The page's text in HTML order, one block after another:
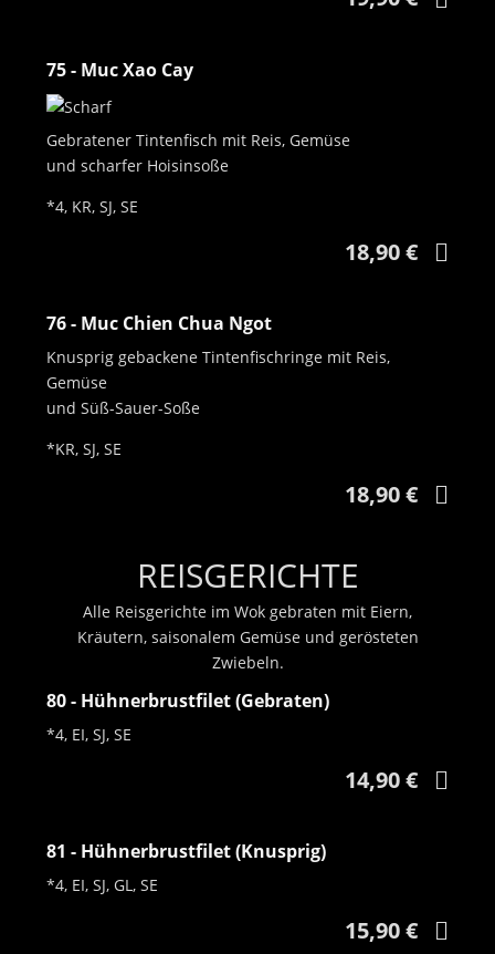
75 - Muc Xao Cay
Gebratener Tintenfisch mit Reis, Gemüse
und scharfer Hoisinsoße
*4, KR, SJ, SE
18,90 €
76 - Muc Chien Chua Ngot
Knusprig gebackene Tintenfischringe mit Reis,
Gemüse
und Süß-Sauer-Soße
*KR, SJ, SE
18,90 €
REISGERICHTE
Alle Reisgerichte im Wok gebraten mit Eiern,
Kräutern, saisonalem Gemüse und gerösteten
Zwiebeln.
80 - Hühnerbrustfilet (Gebraten)
*4, EI, SJ, SE
14,90 €
81 - Hühnerbrustfilet (Knusprig)
*4, EI, SJ, GL, SE
15,90 €